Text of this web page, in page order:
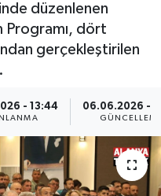
düzenlenen
Programı, dört
gerçekleştirilen
- 13:44 06.06.2026 -